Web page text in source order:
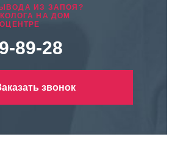
ИЗ ЗАПОЯ?
НА ДОМ
89-28
звонок